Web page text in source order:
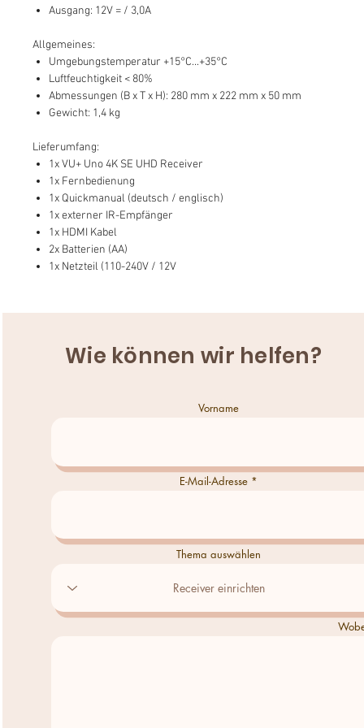
Ausgang: 12V = / 3,0A
Allgemeines:
Umgebungstemperatur +15°C...+35°C
Luftfeuchtigkeit < 80%
Abmessungen (B x T x H): 280 mm x 222 mm x 50 mm
Gewicht: 1,4 kg
Lieferumfang:
1x VU+ Uno 4K SE UHD Receiver
1x Fernbedienung
1x Quickmanual (deutsch / englisch)
1x externer IR-Empfänger
1x HDMI Kabel
2x Batterien (AA)
1x Netzteil (110-240V / 12V
Wie können wir helfen?
Vorname
E-Mail-Adresse
Thema auswählen